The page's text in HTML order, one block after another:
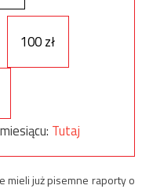
100 zł
Tutaj
mieli już pisemne raporty o